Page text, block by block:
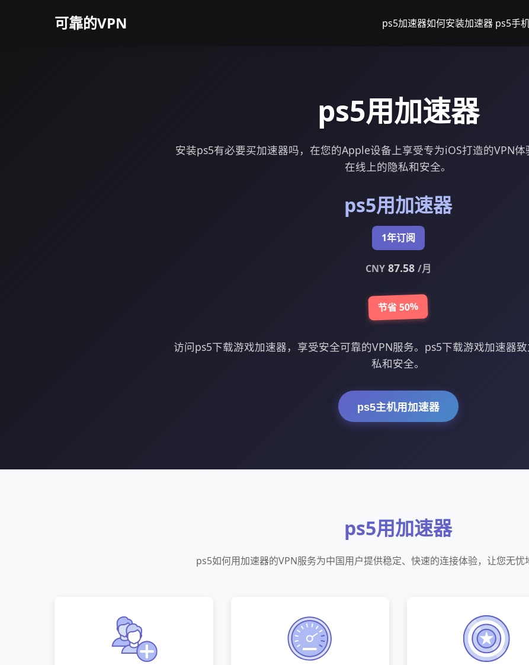
可靠的VPN ps5加速器如何安装加速器 ps5手
ps5用加速器
安装ps5有必要买加速器吗，在您的Apple设备上享受专为iOS打造的VPN
在线上的隐私和安全。
ps5用加速器
1年订阅
CNY87.58 /月
节省 50%
访问ps5下载游戏加速器，享受安全可靠的VPN服务。ps5下载游戏加速器
私和安全。
ps5主机用加速器
ps5用加速器
ps5如何用加速器的VPN服务为中国用户提供稳定、快速的连接体验，让您无忧